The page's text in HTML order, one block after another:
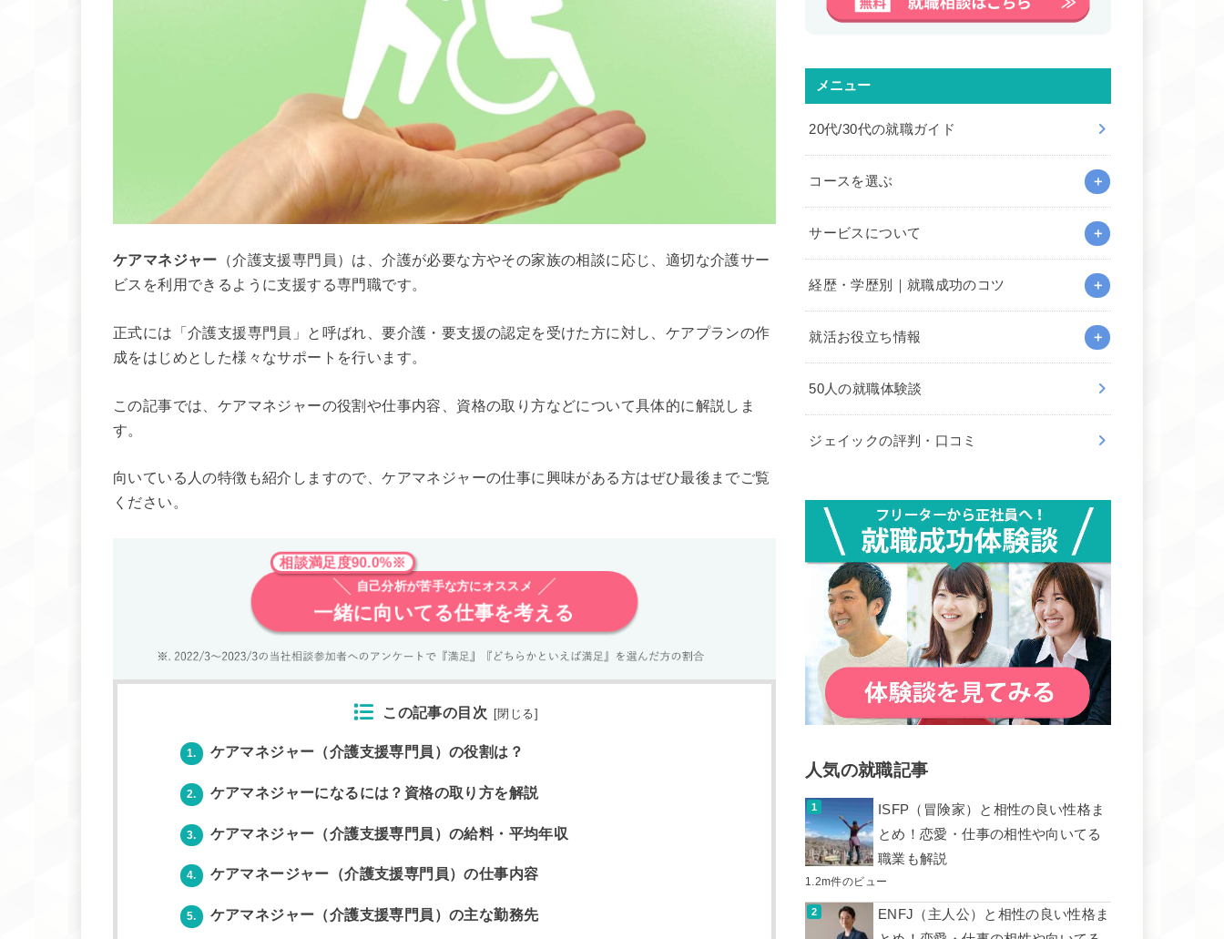
ケアマネジャー （介護支援専門員）は、介護が必要な方やその家族の相談に応じ、適切な介護サー
ビスを利用できるように支援する専門職です。
正式には「介護支援専門員」と呼ばれ、要介護・要支援の認定を受けた方に対し、ケアプランの作
成をはじめとした様々なサポートを行います。
この記事では、ケアマネジャーの役割や仕事内容、資格の取り方などについて具体的に解説しま
す。
向いている人の特徴も紹介しますので、ケアマネジャーの仕事に興味がある方はぜひ最後までご覧
ください。
相談満足度90.0%※
自己分析が苦手な方にオススメ
一緒に向いてる仕事を考える
この記事の目次 [閉じる]
1. ケアマネジャー（介護支援専門員）の役割は？
2. ケアマネジャーになるには？資格の取り方を解説
3. ケアマネジャー（介護支援専門員）の給料・平均年収
4. ケアマネージャー（介護支援専門員）の仕事内容
5. ケアマネジャー（介護支援専門員）の主な勤務先
メニュー
20代/30代の就職ガイド
コースを選ぶ
サービスについて
経歴・学歴別｜就職成功のコツ
就活お役立ち情報
50人の就職体験談
ジェイックの評判・口コミ
人気の就職記事
ISFP（冒険家）と相性の良い性格ま
とめ！恋愛・仕事の相性や向いてる
職業も解説
1.2m件のビュー
ENFJ（主人公）と相性の良い性格ま